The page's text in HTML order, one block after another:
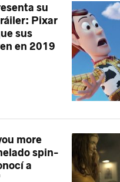
su
Pixar
sus
en 2019
more
spin-
a